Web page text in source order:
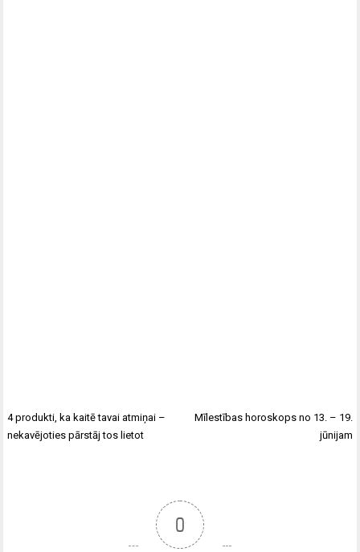
4 produkti, ka kaitē tavai atmiņai –
nekavējoties pārstāj tos lietot
Mīlestības horoskops no 13. – 19.
jūnijam
0